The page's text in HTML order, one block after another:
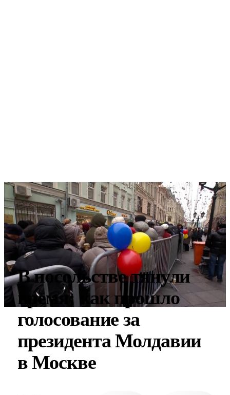
В посольстве тянули
время: как прошло
голосование за
президента Молдавии
в Москве